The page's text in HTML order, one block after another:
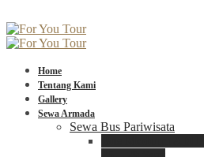
Home
Tentang Kami
Gallery
Sewa Armada
Sewa Bus Pariwisata